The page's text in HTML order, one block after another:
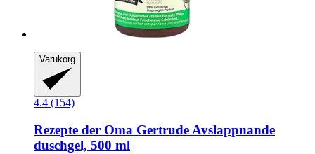
Varukorg
4.4 (154)
Rezepte der Oma Gertrude Avslappnande
duschgel, 500 ml